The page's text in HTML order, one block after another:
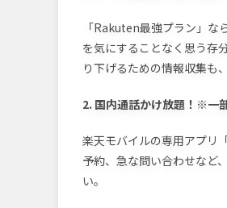
「Rakuten最強プラン」な
を気にすることなく思う存
り下げるための情報収集も
2. 国内通話かけ放題！※一
楽天モバイルの専用アプリ
予約、急な問い合わせなど
い。